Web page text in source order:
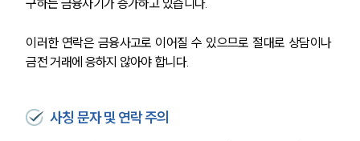
이러한 연락은 금융사고로 이어질 수 있으므로 절대로 상담이나
금전 거래에 응하지 않아야 합니다.
사칭 문자 및 연락 주의